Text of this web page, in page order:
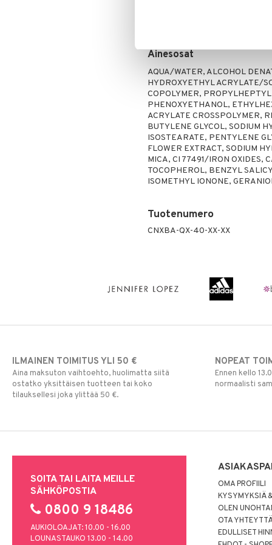
Käytä aamuisin ja levitä
Ainesosat
AQUA/WATER, ALCOHOL
HYDROXYETHYL ACRYLATE/
COPOLYMER,
PHENOXYETHANOL,
ACRYLATE CROSSPOLYMER,
BUTYLENE GLYCOL, SODIUM
ISOSTEARATE, PENTYLENE
FLOWER EXTRACT, SODIUM
MICA, CI 77491/IRON OXIDES,
TOCOPHEROL, BENZYL
ISOMETHYL IONONE,
Tuotenumero
CNXBA-QX-40-XX-XX
ILMAINEN TOIMITUS YLI 50 €
Aina maksuton vaihtoehto, huolimatta siitä
ostatko yksittäisen tuotteen tai koko
tilauksellesi joka ylittää 50 €.
NOPEAT
Ennen kello
normaalisti
SOITA TAI LAITA MEILLE
SÄHKÖPOSTIA
0800 9 18486
AUKIOLOAJAT: 10.00 - 16.00
LOUNASTAUKO 13.00 - 14.00
OMA PROFIILI
KYSYMYKSIÄ
OLEN
OTA
EDULLISET